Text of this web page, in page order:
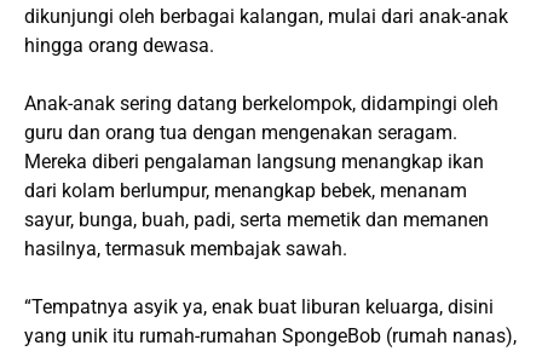
dikunjungi oleh berbagai kalangan, mulai dari anak-anak
hingga orang dewasa.
Anak-anak sering datang berkelompok, didampingi oleh
guru dan orang tua dengan mengenakan seragam.
Mereka diberi pengalaman langsung menangkap ikan
dari kolam berlumpur, menangkap bebek, menanam
sayur, bunga, buah, padi, serta memetik dan memanen
hasilnya, termasuk membajak sawah.
“Tempatnya asyik ya, enak buat liburan keluarga, disini
yang unik itu rumah-rumahan SpongeBob (rumah nanas),